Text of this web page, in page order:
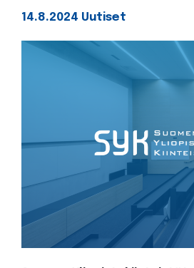
14.8.2024 Uutiset